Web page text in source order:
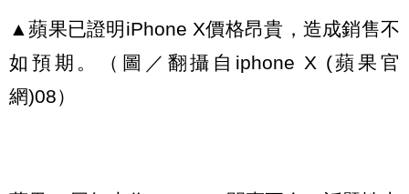
▲蘋果已證明iPhone X價格昂貴，造成銷售不
如預期。（圖／翻攝自iphone X (蘋果官
網)08）